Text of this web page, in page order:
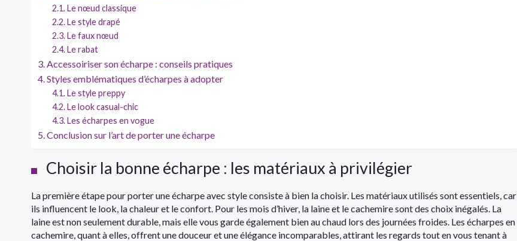
Le nœud classique
Le style drapé
Le faux nœud
Le rabat
Accessoiriser son écharpe : conseils pratiques
Styles emblématiques d’écharpes à adopter
Le style preppy
Le look casual-chic
Les écharpes en vogue
Conclusion sur l’art de porter une écharpe
Choisir la bonne écharpe : les matériaux à privilégier
La première étape pour porter une écharpe avec style consiste à bien la choisir. Les matériaux utilisés sont essentiels, car
ils influencent le look, la chaleur et le confort. Pour les mois d’hiver, la laine et le cachemire sont des choix inégalés. La
laine est non seulement durable, mais elle vous garde également bien au chaud lors des journées froides. Les écharpes en
cachemire, quant à elles, offrent une douceur et une élégance incomparables, attirant les regards tout en vous tenant à